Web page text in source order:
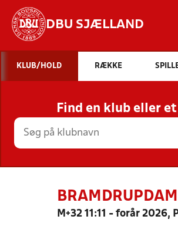
DBU SJÆLLAND
Hvad
INDHOLD
STILLINGER, RESULTATER,
HOLD
KLUB/HOLD RÆKKE
Find en klub eller
M+32 11:11 - forår 2026,